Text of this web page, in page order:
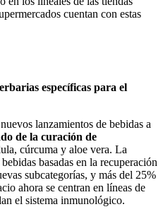
cuentan con estas
específicas para el
lanzamientos de bebidas a
de la curación de
cúrcuma y aloe vera. La
basadas en la recuperación
subcategorías, y más del 25%
ahora se centran en líneas de
el sistema inmunológico.